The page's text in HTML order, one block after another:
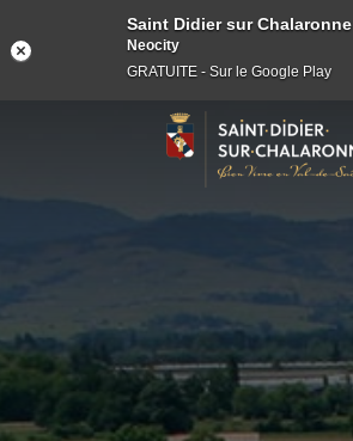
Saint Didier sur Chalaronne
Neocity
GRATUITE - Sur le Google Play